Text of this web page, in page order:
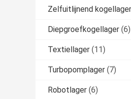
Zelfuitlijnend kogellager
Diepgroefkogellager (6)
Textiellager (11)
Turbopomplager (7)
Robotlager (6)